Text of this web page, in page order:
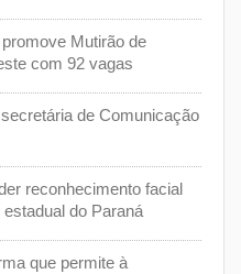
Mutirão de
com 92 vagas
de Comunicação
reconhecimento facial
do Paraná
que permite à